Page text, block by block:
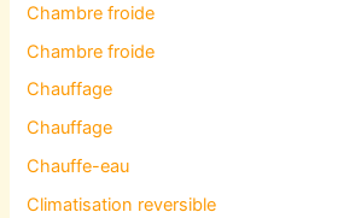
Chambre froide
Chambre froide
Chauffage
Chauffage
Chauffe-eau
Climatisation reversible